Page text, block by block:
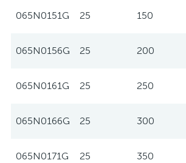
065N0151G 25 150
065N0156G 25 200
065N0161G 25 250
065N0166G 25 300
065N0171G 25 350